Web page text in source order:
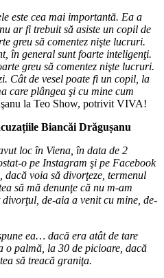
este cea mai importantă. Ea a
ar fi trebuit să asiste un copil de
greu să comentez nişte lucruri.
în general sunt foarte inteligenţi.
greu să comentez nişte lucruri.
Cât de vesel poate fi un copil, la
care plângea şi cu mine cum
la Teo Show, potrivit VIVA!
Biancăi Drăgușanu
loc în Viena, în data de 2
o pe Instagram şi pe Facebook
dacă voia să divorţeze, termenul
să mă denunţe că nu m-am
de-aia a venit cu mine, de-
ea… dacă era atât de tare
o palmă, la 30 de picioare, dacă
să treacă graniţa.